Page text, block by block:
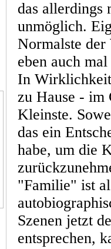
das allerdings
unmöglich.
Normalste
eben auch
In
zu Hause - im
Kleinste.
das ein
habe, um die
"Familie" ist
Szenen jetzt
entsprechen,